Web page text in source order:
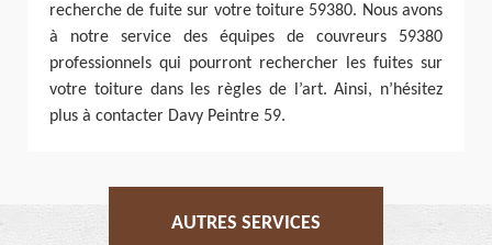
recherche de fuite sur votre toiture 59380. Nous avons
à notre service des équipes de couvreurs 59380
professionnels qui pourront rechercher les fuites sur
votre toiture dans les règles de l’art. Ainsi, n’hésitez
plus à contacter Davy Peintre 59.
AUTRES SERVICES